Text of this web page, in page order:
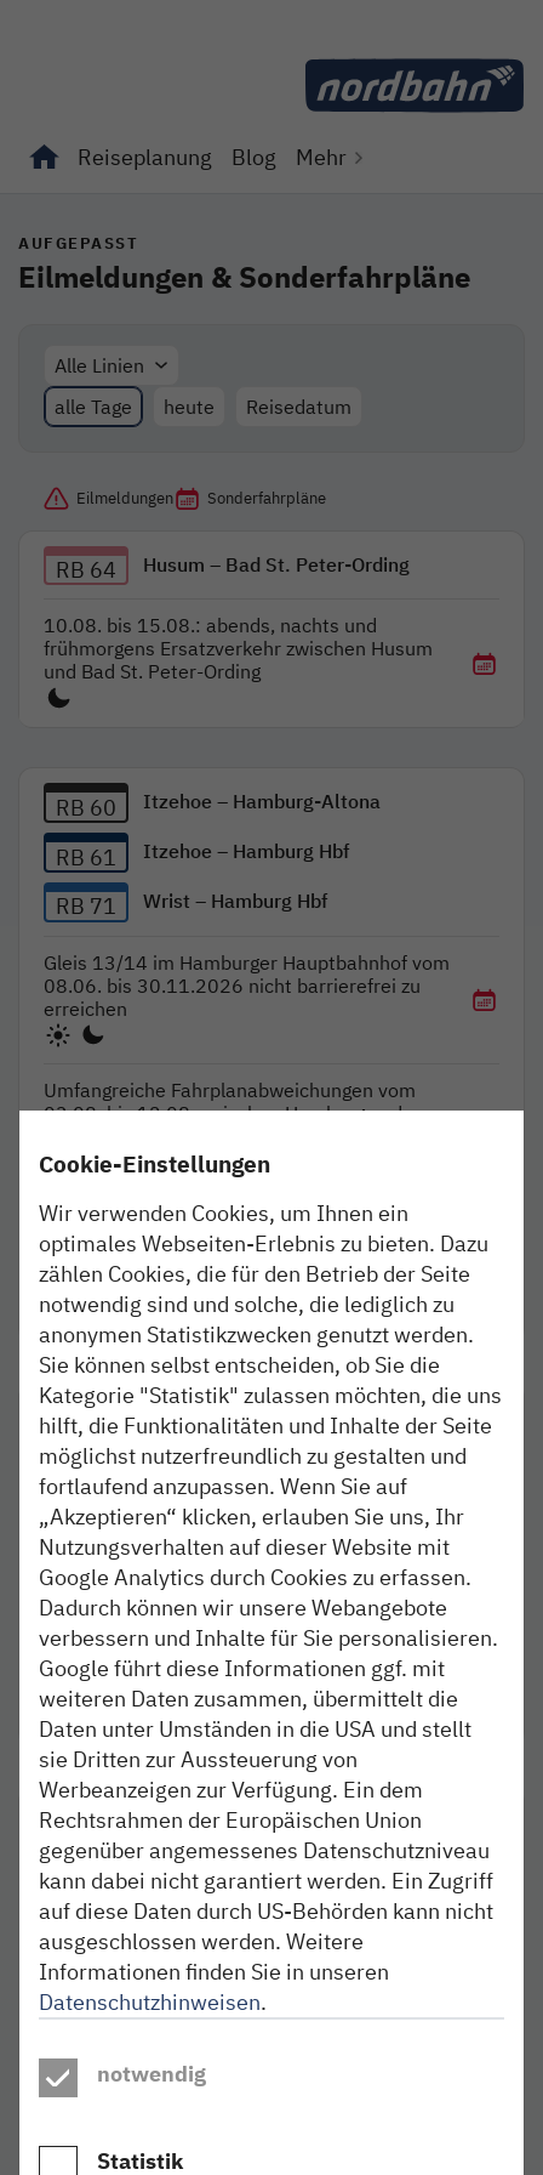
Reiseplanung Blog Mehr
AUFGEPASST
Eilmeldungen & Sonderfahrpläne
Alle Linien
alle Tage
heute Reisedatum
RB 64 Husum – Bad St. Peter-Ording
10.08. bis 15.08.: abends, nachts und
frühmorgens Ersatzverkehr zwischen Husum
und Bad St. Peter-Ording
RB 60 Itzehoe – Hamburg-Altona
RB 61 Itzehoe – Hamburg Hbf
RB 71 Wrist – Hamburg Hbf
Gleis 13/14 im Hamburger Hauptbahnhof vom
08.06. bis 30.11.2026 nicht barrierefrei zu
erreichen
Umfangreiche Fahrplanabweichungen vom
03.08. bis 12.08. zwischen Hamburg und
Hamburg und Pinneberg
Update: Bauarbeiten im Sommer führen zu
Einschränkungen im Bahnverkehr - Sperrung
der Verbindungsbahn verlängert
RE 72
Kiel – Eckernförde | Flensburg –
Schleibrücke Nord
RB 73 Kiel – Schleibrücke Süd
RE 72: Zugausfall
Stand: 06.08.2026, 17:35 Uhr
In den Nächten 08.08./09.08. und
09.08./10.08. jeweils ab ca. 21:00 Uhr bis
11:00 Uhr des Folgetages Ersatzverkehr
zwischen Kiel Hbf und Kiel-Hassee CITTI-PARK
RE 74 Kiel – Schleswig – Husum
RB 75 Kiel – Rendsburg
11.08. bis 16.08.2026: abends, nachts und
frühmorgens Fahrplanabweichungen und
Ersatzverkehr auf unterschiedlichen
Streckenabschnitten zwischen Kiel, Rendsburg
und Husum
In den Nächten 08.08./09.08. und
10:00 Uhr des Folgetages Ersatzverkehr
Eilmeldungen Sonderfahrpläne
Cookie-Einstellungen
Wir verwenden Cookies, um Ihnen ein
optimales Webseiten-Erlebnis zu bieten. Dazu
zählen Cookies, die für den Betrieb der Seite
notwendig sind und solche, die lediglich zu
anonymen Statistikzwecken genutzt werden.
Sie können selbst entscheiden, ob Sie die
Kategorie "Statistik" zulassen möchten, die uns
hilft, die Funktionalitäten und Inhalte der Seite
möglichst nutzerfreundlich zu gestalten und
fortlaufend anzupassen. Wenn Sie auf
„Akzeptieren“ klicken, erlauben Sie uns, Ihr
Nutzungsverhalten auf dieser Website mit
Google Analytics durch Cookies zu erfassen.
Dadurch können wir unsere Webangebote
verbessern und Inhalte für Sie personalisieren.
Google führt diese Informationen ggf. mit
weiteren Daten zusammen, übermittelt die
Daten unter Umständen in die USA und stellt
sie Dritten zur Aussteuerung von
Werbeanzeigen zur Verfügung. Ein dem
Rechtsrahmen der Europäischen Union
gegenüber angemessenes Datenschutzniveau
kann dabei nicht garantiert werden. Ein Zugriff
auf diese Daten durch US-Behörden kann nicht
ausgeschlossen werden. Weitere
Informationen finden Sie in unseren
Datenschutzhinweisen.
notwendig
Statistik